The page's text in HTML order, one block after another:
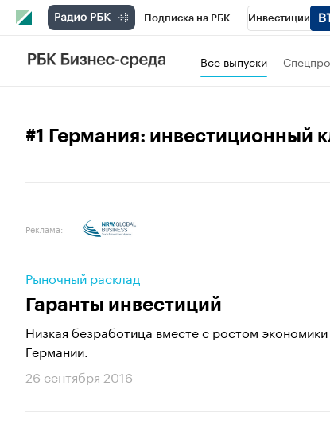
Подписка на РБК Инвестиции
Спорт
Конференции
Все выпуски
#1 Германия: инвестиционный
Реклама:
Рыночный расклад
Гаранты инвестиций
Низкая безработица вместе с ростом
Германии.
26 сентября 2016